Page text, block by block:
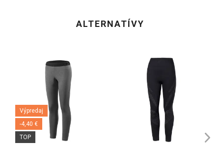
ALTERNATÍVY
Výpredaj
-4,40 €
TOP